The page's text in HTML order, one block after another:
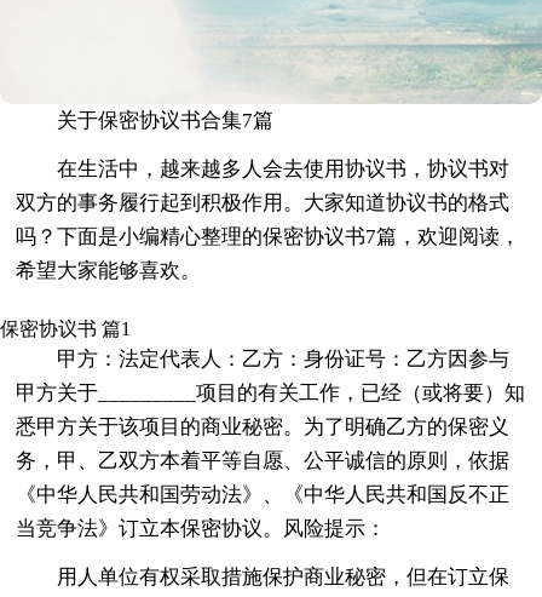
关于保密协议书合集7篇
在生活中，越来越多人会去使用协议书，协议书对
双方的事务履行起到积极作用。大家知道协议书的格式
吗？下面是小编精心整理的保密协议书7篇，欢迎阅读，
希望大家能够喜欢。
保密协议书 篇1
甲方：法定代表人：乙方：身份证号：乙方因参与
甲方关于_________项目的有关工作，已经（或将要）知
悉甲方关于该项目的商业秘密。为了明确乙方的保密义
务，甲、乙双方本着平等自愿、公平诚信的原则，依据
《中华人民共和国劳动法》、《中华人民共和国反不正
当竞争法》订立本保密协议。风险提示：
用人单位有权采取措施保护商业秘密，但在订立保